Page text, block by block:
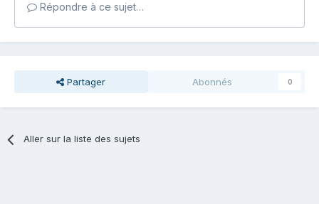
Répondre à ce sujet…
Partager Abonnés 0
Aller sur la liste des sujets